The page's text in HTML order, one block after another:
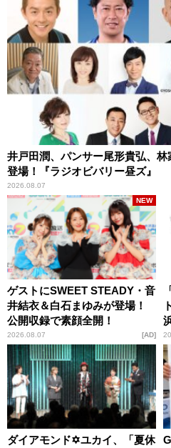
井戸田潤、パンサー尾形貴弘、
登場！『ラジオビバリー昼ズ』
2026.08.07
ゲストにSWEET STEADY・音
井結衣＆白石まゆみが登場！
公開収録で素顔全開！
2026.08.07
NEW
AD
ダイアモンド✡ユカイ、「夏休